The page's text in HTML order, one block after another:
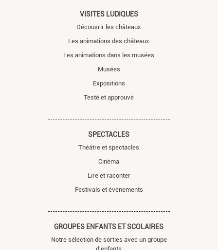
VISITES LUDIQUES
Découvrir les châteaux
Les animations des châteaux
Les animations dans les musées
Musées
Expositions
Testé et approuvé
SPECTACLES
Théâtre et spectacles
Cinéma
Lire et raconter
Festivals et événements
GROUPES ENFANTS ET SCOLAIRES
Notre sélection de sorties avec un groupe